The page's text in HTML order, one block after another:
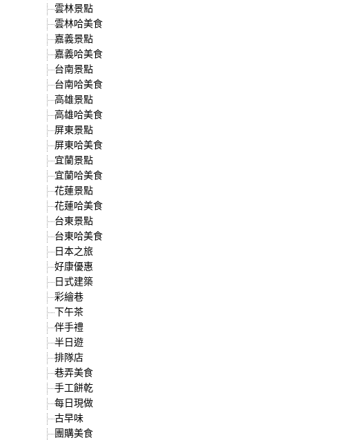
雲林景點
雲林哈美食
嘉義景點
嘉義哈美食
台南景點
台南哈美食
高雄景點
高雄哈美食
屏東景點
屏東哈美食
宜蘭景點
宜蘭哈美食
花蓮景點
花蓮哈美食
台東景點
台東哈美食
日本之旅
好康優惠
日式建築
彩繪巷
下午茶
伴手禮
半日遊
排隊店
巷弄美食
手工餅乾
每日現做
古早味
團購美食